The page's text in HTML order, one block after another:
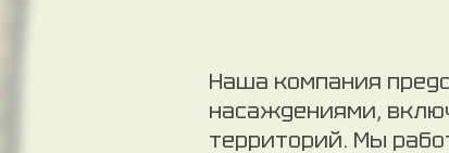
Наша компания
насаждениями,
территорий. Мы